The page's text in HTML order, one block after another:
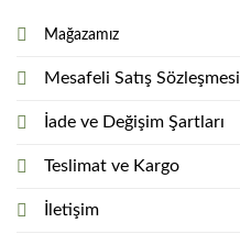
Mağazamız
Mesafeli Satış Sözleşmesi
İade ve Değişim Şartları
Teslimat ve Kargo
İletişim